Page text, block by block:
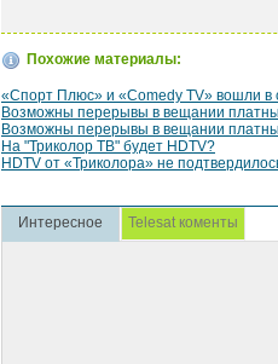
Похожие материалы:
«Спорт Плюс» и «Comedy TV» вошли в
Возможны перерывы в вещании
Возможны перерывы в вещании
На "Триколор ТВ" будет HDTV?
HDTV от «Триколора» не
Интересное Telesat коменты